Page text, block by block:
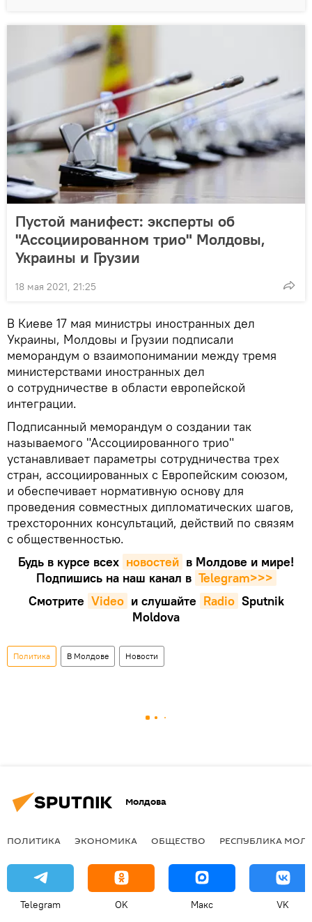
Пустой манифест: эксперты об
"Ассоциированном трио" Молдовы,
Украины и Грузии
18 мая 2021, 21:25
В Киеве 17 мая министры иностранных дел
Украины, Молдовы и Грузии подписали
меморандум о взаимопонимании между тремя
министерствами иностранных дел
о сотрудничестве в области европейской
интеграции.
Подписанный меморандум о создании так
называемого "Ассоциированного трио"
устанавливает параметры сотрудничества трех
стран, ассоциированных с Европейским союзом,
и обеспечивает нормативную основу для
проведения совместных дипломатических шагов,
трехсторонних консультаций, действий по связям
с общественностью.
Будь в курсе всех новостей в Молдове и мире!
Подпишись на наш канал в Telegram>>>
Смотрите Video и слушайте Radio Sputnik
Moldova
Политика В Молдове Новости
Молдова
ПОЛИТИКА ЭКОНОМИКА ОБЩЕСТВО РЕСПУБЛИКА
Telegram OK Макс VK